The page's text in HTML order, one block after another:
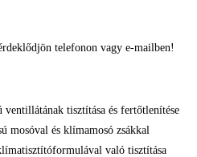
telefonon vagy e-mailben!
ventillátának tisztítása és fertőtlenítése
mosóval és klímamosó zsákkal
való tisztítása